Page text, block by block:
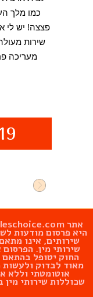
כמו מלך
פצצה! יש לי
שירות
מעריכה
אתר
היא פרסום מודעות
שירותים, אינו
שירותי מין.
החוק יטופל בהתאם
מאוד לבדוק
אוטומטתי וללא
שכוללות שירותי